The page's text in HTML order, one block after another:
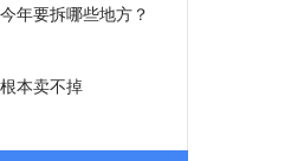
年要拆哪些地方？
本卖不掉